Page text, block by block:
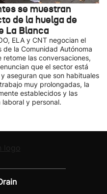
se muestran
de la huelga de
La Blanca
ELA y CNT negocian el
la Comunidad Autónoma
las conversaciones,
que el sector está
aseguran que son habituales
muy prolongadas, la
establecidos y las
y personal.